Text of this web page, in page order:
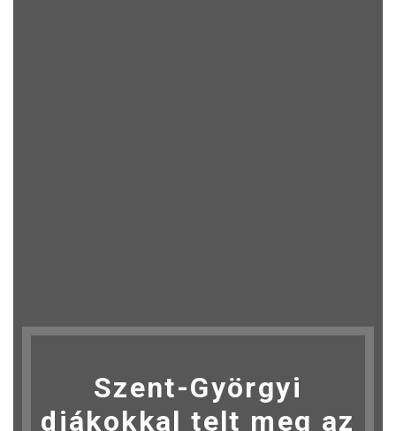
Szent-Györgyi
diákokkal telt meg az